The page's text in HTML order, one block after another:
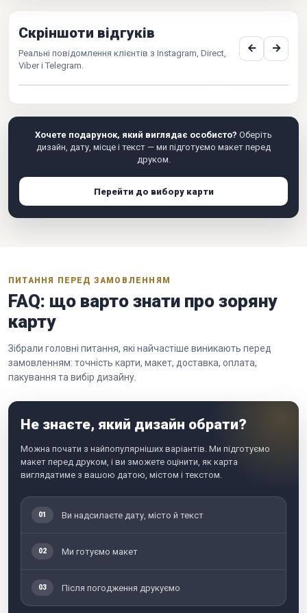
Скріншоти відгуків
Реальні повідомлення клієнтів з Instagram, Direct,
Viber і Telegram.
Хочете подарунок, який виглядає особисто? Оберіть
дизайн, дату, місце і текст — ми підготуємо макет перед
друком.
Перейти до вибору карти
ПИТАННЯ ПЕРЕД ЗАМОВЛЕННЯМ
FAQ: що варто знати про зоряну
карту
Зібрали головні питання, які найчастіше виникають перед
замовленням: точність карти, макет, доставка, оплата,
пакування та вибір дизайну.
Не знаєте, який дизайн обрати?
Можна почати з найпопулярніших варіантів. Ми підготуємо
макет перед друком, і ви зможете оцінити, як карта
виглядатиме з вашою датою, містом і текстом.
01 Ви надсилаєте дату, місто й текст
02 Ми готуємо макет
03 Після погодження друкуємо